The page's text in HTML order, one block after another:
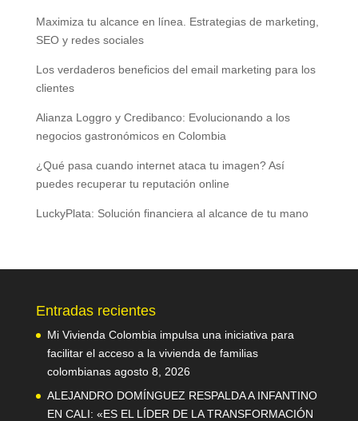
Maximiza tu alcance en línea. Estrategias de marketing,
SEO y redes sociales
Los verdaderos beneficios del email marketing para los
clientes
Alianza Loggro y Credibanco: Evolucionando a los
negocios gastronómicos en Colombia
¿Qué pasa cuando internet ataca tu imagen? Así
puedes recuperar tu reputación online
LuckyPlata: Solución financiera al alcance de tu mano
Entradas recientes
Mi Vivienda Colombia impulsa una iniciativa para
facilitar el acceso a la vivienda de familias
colombianas agosto 8, 2026
ALEJANDRO DOMÍNGUEZ RESPALDA A INFANTINO
EN CALI: «ES EL LÍDER DE LA TRANSFORMACIÓN